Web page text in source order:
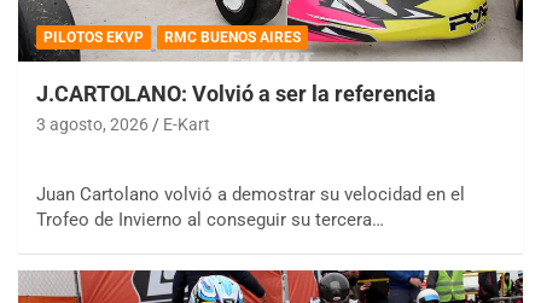
PILOTOS EKVP RMC BUENOS AIRES
J.CARTOLANO: Volvió a ser la referencia
3 agosto, 2026 E-Kart
Juan Cartolano volvió a demostrar su velocidad en el
Trofeo de Invierno al conseguir su tercera…